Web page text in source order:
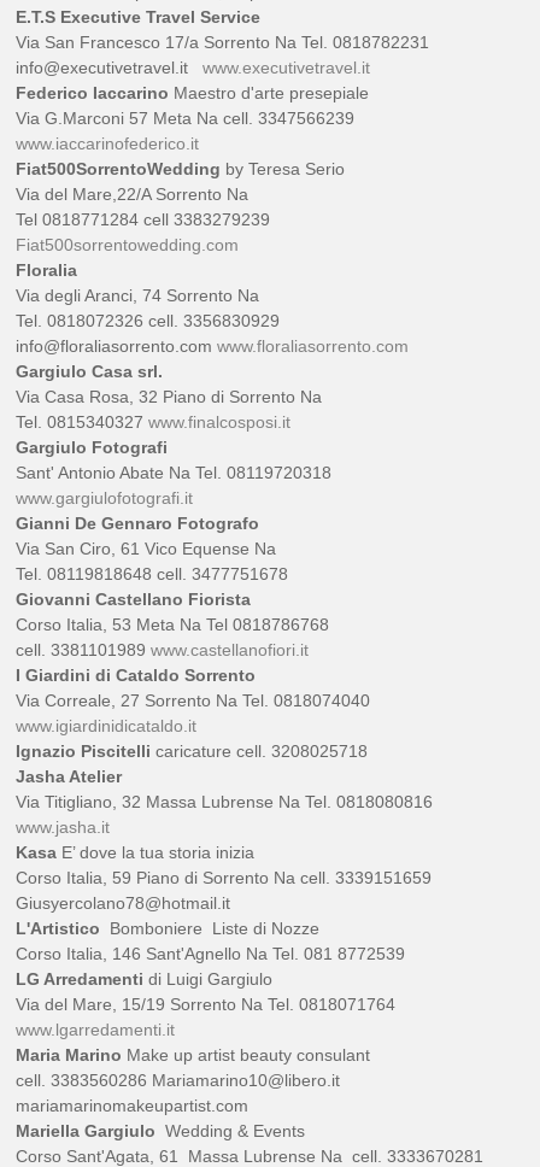
E.T.S Executive Travel Service
Via San Francesco 17/a Sorrento Na Tel. 0818782231
info@executivetravel.itwww.executivetravel.it
Federico Iaccarino Maestro d'arte presepiale
Via G.Marconi 57 Meta Na cell. 3347566239
www.iaccarinofederico.it
Fiat500SorrentoWedding by Teresa Serio
Via del Mare,22/A Sorrento Na
Tel 0818771284 cell 3383279239
Fiat500sorrentowedding.com
Floralia
Via degli Aranci, 74 Sorrento Na
Tel. 0818072326 cell. 3356830929
info@floraliasorrento.comwww.floraliasorrento.com
Gargiulo Casa srl.
Via Casa Rosa, 32 Piano di Sorrento Na
Tel. 0815340327www.finalcosposi.it
Gargiulo Fotografi
Sant' Antonio Abate Na Tel. 08119720318
www.gargiulofotografi.it
Gianni De Gennaro Fotografo
Via San Ciro, 61 Vico Equense Na
Tel. 08119818648 cell. 3477751678
Giovanni Castellano Fiorista
Corso Italia, 53 Meta Na Tel 0818786768
cell. 3381101989www.castellanofiori.it
I Giardini di Cataldo Sorrento
Via Correale, 27 Sorrento Na Tel. 0818074040
www.igiardinidicataldo.it
Ignazio Piscitelli caricature cell. 3208025718
Jasha Atelier
Via Titigliano, 32 Massa Lubrense Na Tel. 0818080816
www.jasha.it
Kasa E’ dove la tua storia inizia
Corso Italia, 59 Piano di Sorrento Na cell. 3339151659
Giusyercolano78@hotmail.it
L'Artistico
Bomboniere Liste di Nozze
Corso Italia, 146 Sant'Agnello Na Tel. 081 8772539
LG Arredamentidi Luigi Gargiulo
Via del Mare, 15/19 Sorrento Na Tel. 0818071764
www.lgarredamenti.it
Maria Marino Make up artist beauty consulant
cell. 3383560286 Mariamarino10@libero.it
mariamarinomakeupartist.com
Mariella Gargiulo Wedding & Events
Corso Sant'Agata, 61 Massa Lubrense Na cell. 3333670281